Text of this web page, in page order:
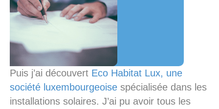
Puis j’ai découvert Eco Habitat Lux, une
société luxembourgeoise spécialisée dans les
installations solaires. J’ai pu avoir tous les